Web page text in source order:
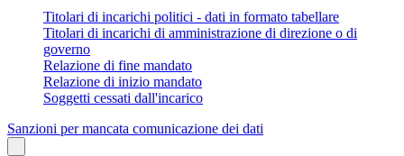
Titolari di incarichi politici - dati in formato tabellare
Titolari di incarichi di amministrazione di direzione o di
governo
Relazione di fine mandato
Relazione di inizio mandato
Soggetti cessati dall'incarico
Sanzioni per mancata comunicazione dei dati